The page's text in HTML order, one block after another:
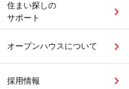
住まい探しの
サポート
オープンハウスについて
採用情報